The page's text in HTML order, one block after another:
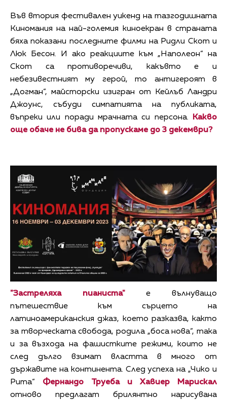
Във втория фестивален уикенд на тазгодишната
Киномания на най-големия киноекран в страната
бяха показани последните филми на Ридли Скот и
Люк Бесон. И ако реакциите към „Наполеон“ на
Скот са противоречиви, какъвто е и
небезивестният му герой, то антигероят в
„Догман“, майсторски изигран от Кейлъб Ландри
Джоунс, събуди симпатията на публиката,
въпреки или поради мрачната си персона.
Какво
още обаче не бива да пропускаме до 3 декември?
"Застреляха пианиста"е вълнуващо
пътешествие към сърцето на
латиноамериканския джаз, което разказва, както
за творческата свобода, родила „боса нова“, така
и за възхода на фашистките режими, които не
след дълго взимат властта в много от
държавите на континента. След успеха на „Чико и
Рита“ Фернандо Труеба и Хавиер Марискал
отново предлагат брилянтно нарисувана